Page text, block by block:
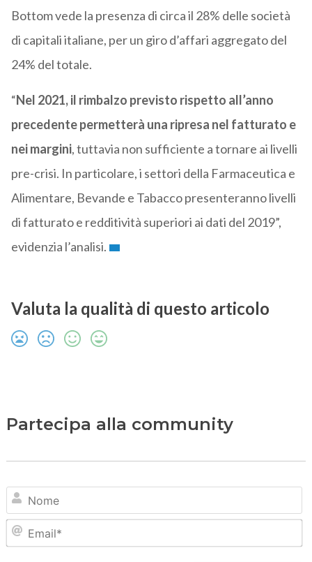
Bottom vede la presenza di circa il 28% delle società
di capitali italiane, per un giro d’affari aggregato del
24% del totale.
“Nel 2021, il rimbalzo previsto rispetto all’anno
precedente permetterà una ripresa nel fatturato e
nei margini, tuttavia non sufficiente a tornare ai livelli
pre-crisi. In particolare, i settori della Farmaceutica e
Alimentare, Bevande e Tabacco presenteranno livelli
di fatturato e redditività superiori ai dati del 2019”,
evidenzia l’analisi.
Valuta la qualità di questo articolo
Partecipa alla community